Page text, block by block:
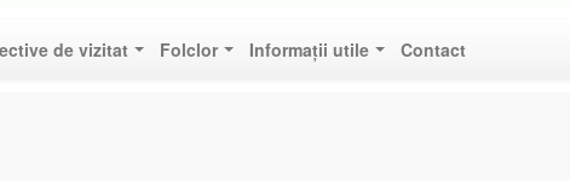
Turistică Ribița
de vizitat Folclor Informații utile Contact